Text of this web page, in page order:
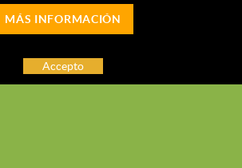
MÁS INFORMACIÓN
Accepto